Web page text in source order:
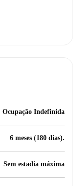
Ocupação Indefinida
6 meses (180 dias).
Sem estadia máxima